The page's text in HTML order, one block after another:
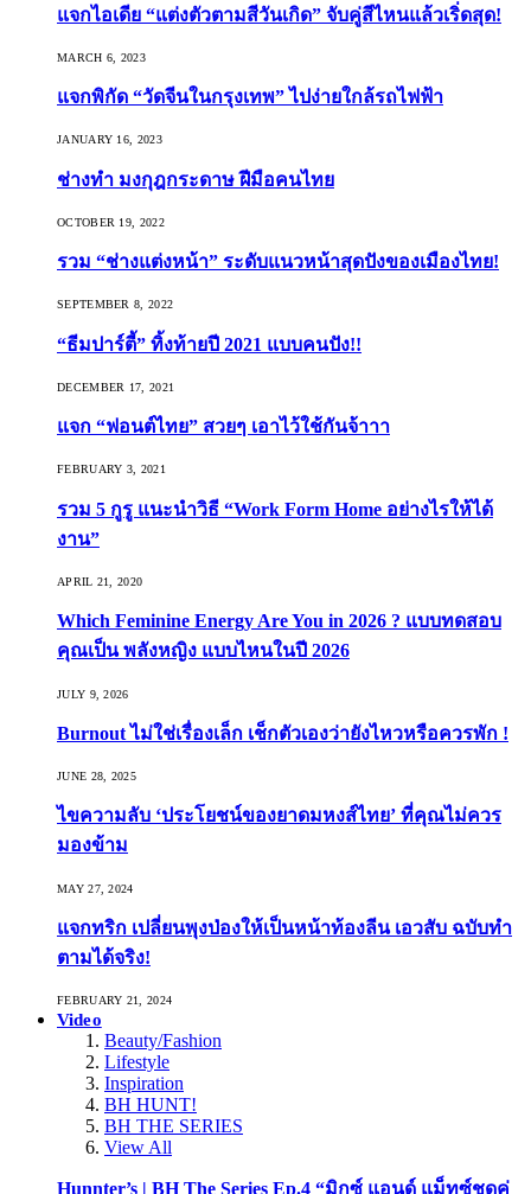
แจกไอเดีย “แต่งตัวตามสีวันเกิด” จับคู่สีไหนแล้วเริ่ดสุด!
MARCH 6, 2023
แจกพิกัด “วัดจีนในกรุงเทพ” ไปง่ายใกล้รถไฟฟ้า
JANUARY 16, 2023
ช่างทำ มงกุฎกระดาษ ฝีมือคนไทย
OCTOBER 19, 2022
รวม “ช่างแต่งหน้า” ระดับแนวหน้าสุดปังของเมืองไทย!
SEPTEMBER 8, 2022
“ธีมปาร์ตี้” ทิ้งท้ายปี 2021 แบบคนปัง!!
DECEMBER 17, 2021
แจก “ฟอนต์ไทย” สวยๆ เอาไว้ใช้กันจ้าาา
FEBRUARY 3, 2021
รวม 5 กูรู แนะนำวิธี “Work Form Home อย่างไรให้ได้
งาน”
APRIL 21, 2020
Which Feminine Energy Are You in 2026 ? แบบทดสอบ
คุณเป็น พลังหญิง แบบไหนในปี 2026
JULY 9, 2026
Burnout ไม่ใช่เรื่องเล็ก เช็กตัวเองว่ายังไหวหรือควรพัก !
JUNE 28, 2025
ไขความลับ ‘ประโยชน์ของยาดมหงส์ไทย’ ที่คุณไม่ควร
มองข้าม
MAY 27, 2024
แจกทริก เปลี่ยนพุงป่องให้เป็นหน้าท้องลีน เอวสับ ฉบับทำ
ตามได้จริง!
FEBRUARY 21, 2024
Video
Beauty/Fashion
Lifestyle
Inspiration
BH HUNT!
BH THE SERIES
View All
Hunnter’s | BH The Series Ep.4 “มิกซ์ แอนด์ แม็ทซ์ชุดคู่